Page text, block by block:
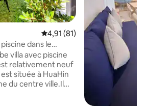
Évaluation moyenne sur la
4,91 (81)
dans le
(Villa confortable
idéal dans le
la plage, des
et du marché
villa avec piscine
relativement neuf
située à HuaHin
du centre ville.Il